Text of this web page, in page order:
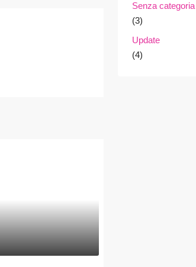
Senza categoria
(3)
Update
(4)